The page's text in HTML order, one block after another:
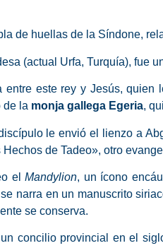
de huellas de la Síndone,
(actual Urfa, Turquía), fue
entre este rey y Jesús,
de la monja gallega Egeria,
le envió el lienzo a
de Tadeo», otro
el Mandylion, un ícono
narra en un manuscrito
se conserva.
concilio provincial en el